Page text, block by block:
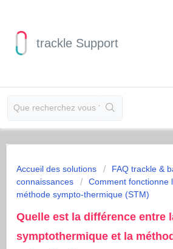
trackle Support
Accueil des solutions
FAQ trackle &
connaissances
Comment fonctionne
méthode sympto-thermique (STM)
Quelle est la différence entre
symptothermique et la